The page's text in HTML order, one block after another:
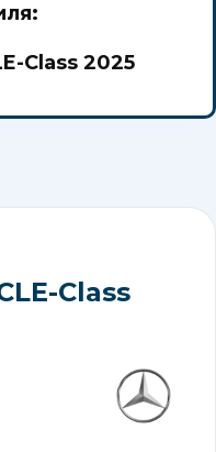
Class 2025
Class